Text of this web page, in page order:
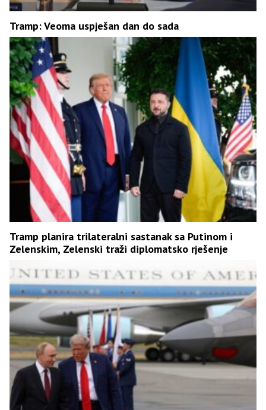
Tramp: Veoma uspješan dan do sada
Tramp planira trilateralni sastanak sa Putinom i
Zelenskim, Zelenski traži diplomatsko rješenje